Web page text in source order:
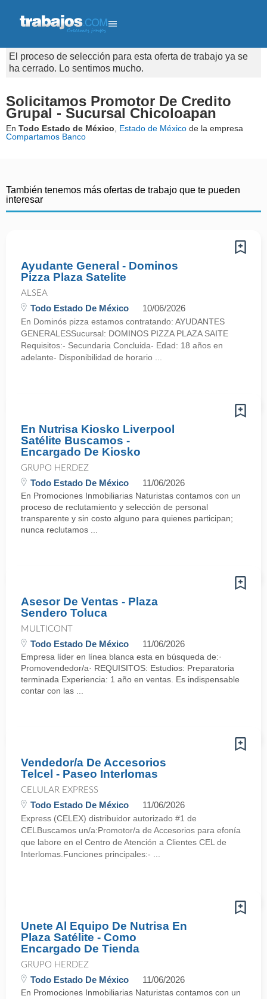
El proceso de selección para esta oferta de trabajo ya se
ha cerrado. Lo sentimos mucho.
Solicitamos Promotor De Credito
Grupal - Sucursal Chicoloapan
En Todo Estado de México Estado de México de la empresa
Compartamos Banco
También tenemos más ofertas de trabajo que te pueden
interesar
Ayudante General - Dominos
Pizza Plaza Satelite
ALSEA
Todo Estado De México 10/06/2026
En Dominós pizza estamos contratando: AYUDANTES
GENERALESSucursal: DOMINOS PIZZA PLAZA SAITE
Requisitos:- Secundaria Concluida- Edad: 18 años en
adelante- Disponibilidad de horario ...
En Nutrisa Kiosko Liverpool
Satélite Buscamos -
Encargado De Kiosko
GRUPO HERDEZ
Todo Estado De México 11/06/2026
En Promociones Inmobiliarias Naturistas contamos con un
proceso de reclutamiento y selección de personal
transparente y sin costo alguno para quienes participan;
nunca reclutamos ...
Asesor De Ventas - Plaza
Sendero Toluca
MULTICONT
Todo Estado De México 11/06/2026
Empresa líder en línea blanca esta en búsqueda de:·
Promovendedor/a· REQUISITOS: Estudios: Preparatoria
terminada Experiencia: 1 año en ventas. Es indispensable
contar con las ...
Vendedor/a De Accesorios
Telcel - Paseo Interlomas
CELULAR EXPRESS
Todo Estado De México 11/06/2026
Express (CELEX) distribuidor autorizado #1 de
CELBuscamos un/a:Promotor/a de Accesorios para efonía
que labore en el Centro de Atención a Clientes CEL de
Interlomas.Funciones principales:- ...
Unete Al Equipo De Nutrisa En
Plaza Satélite - Como
Encargado De Tienda
GRUPO HERDEZ
Todo Estado De México 11/06/2026
En Promociones Inmobiliarias Naturistas contamos con un